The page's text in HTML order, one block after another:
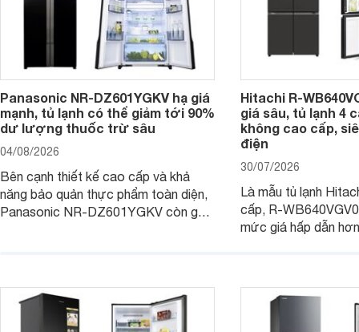
Panasonic NR-DZ601YGKV hạ giá
mạnh, tủ lạnh có thể giảm tới 90%
dư lượng thuốc trừ sâu
04/08/2026
Bên cạnh thiết kế cao cấp và khả
năng bảo quản thực phẩm toàn diện,
Panasonic NR-DZ601YGKV còn gây
Hitachi R-
giá sâu, tủ lạnh 4
không cao cấp,
điện
30/07/2026
Là mẫu tủ lạnh
cấp, R-
mức giá hấp dẫn
nhiều công nghệ.